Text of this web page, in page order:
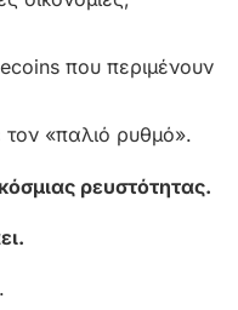
που περιμένουν
τον «παλιό ρυθμό».
ρευστότητας.